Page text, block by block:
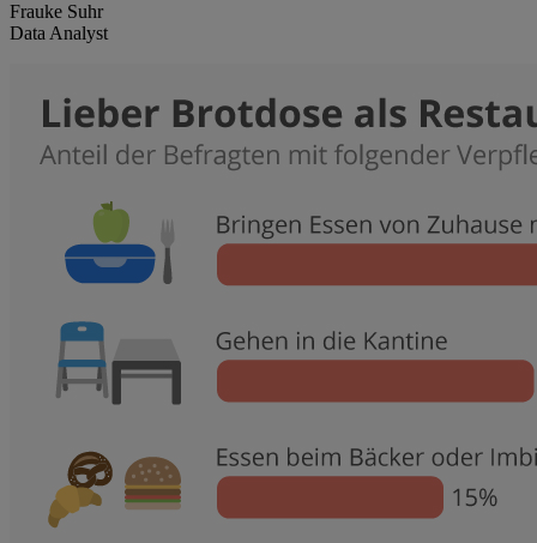
Frauke Suhr
Data Analyst